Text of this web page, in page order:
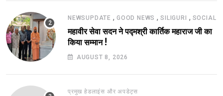
NEWSUPDATE , GOOD NEWS ,SILIGURI , SOCIAL
महावीर सेवा सदन ने पद्मश्री कार्तिक महाराज जी का
किया सम्मान !
AUGUST 8, 2026
प्रमुख हेडलाइंस और अपडेट्स